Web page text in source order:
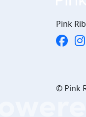
Pink
© Pink